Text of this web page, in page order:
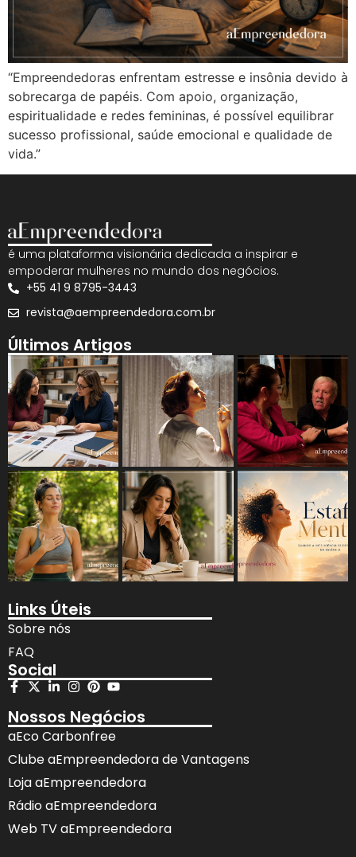
“Empreendedoras enfrentam estresse e insônia devido à
sobrecarga de papéis. Com apoio, organização,
espiritualidade e redes femininas, é possível equilibrar
sucesso profissional, saúde emocional e qualidade de
vida.”
é uma plataforma visionária dedicada a inspirar e
empoderar mulheres no mundo dos negócios.
+55 41 9 8795-3443
revista@aempreendedora.com.br
Últimos Artigos
Links Úteis
Sobre nós
FAQ
Social
Nossos Negócios
aEco Carbonfree
Clube aEmpreendedora de Vantagens
Loja aEmpreendedora
Rádio aEmpreendedora
Web TV aEmpreendedora